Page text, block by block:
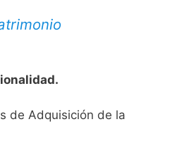
de Adquisición de la